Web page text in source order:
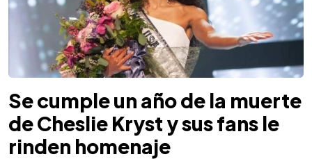
Se cumple un año de la muerte
de Cheslie Kryst y sus fans le
rinden homenaje